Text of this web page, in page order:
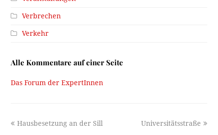
Verbrechen
Verkehr
Alle Kommentare auf einer Seite
Das Forum der ExpertInnen
previous
Hausbesetzung an der Sill
next
Universitätsstraße